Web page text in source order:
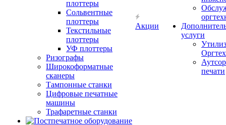
плоттеры
Сольвентные
плоттеры
Текстильные
плоттеры
УФ плоттеры
Ризографы
Широкоформатные
сканеры
Тампонные станки
Цифровые печатные
машины
Трафаретные станки
Акции
услуги
печати